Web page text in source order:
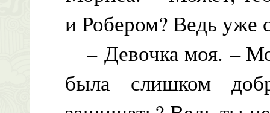
и Робером? Ведь уже
– Девочка моя. –
была слишком